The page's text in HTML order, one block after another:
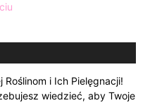
i Ich Pielęgnacji!
wiedzieć, aby Twoje